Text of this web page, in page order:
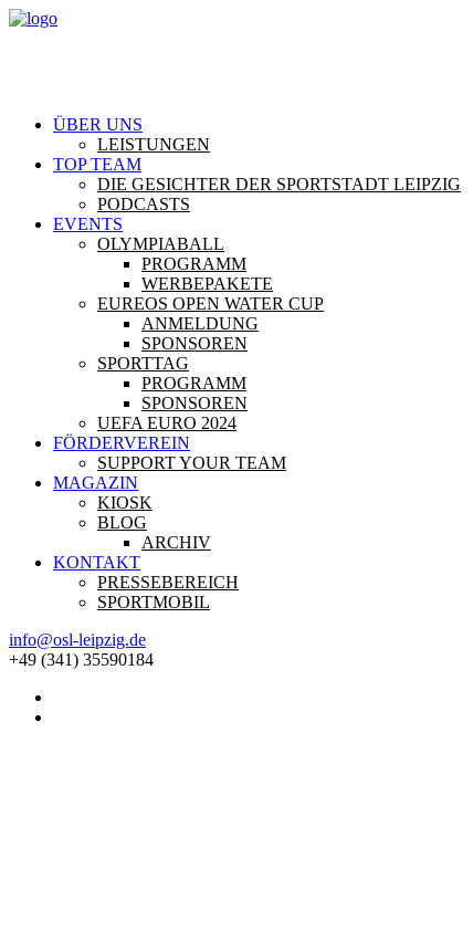
ÜBER UNS
LEISTUNGEN
TOP TEAM
DIE GESICHTER DER SPORTSTADT LEIPZIG
PODCASTS
EVENTS
OLYMPIABALL
PROGRAMM
WERBEPAKETE
EUREOS OPEN WATER CUP
ANMELDUNG
SPONSOREN
SPORTTAG
PROGRAMM
SPONSOREN
UEFA EURO 2024
FÖRDERVEREIN
SUPPORT YOUR TEAM
MAGAZIN
KIOSK
BLOG
ARCHIV
KONTAKT
PRESSEBEREICH
SPORTMOBIL
info@osl-leipzig.de
+49 (341) 35590184